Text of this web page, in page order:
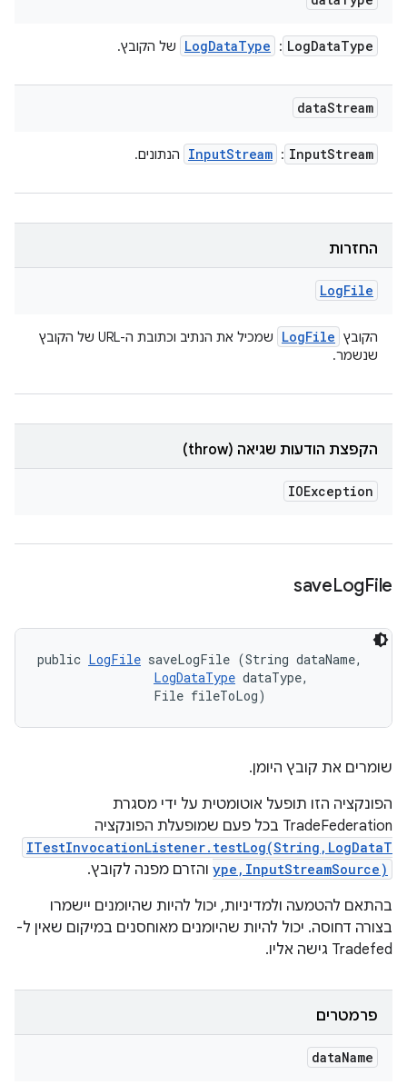
LogDataType
:
LogDataType של הקובץ.
dataStream
InputStream
:
InputStream הנתונים.
החזרות
LogFile
הקובץ LogFile
שמכיל את הנתיב וכתובת ה-URL של הקובץ
שנשמר.
הקפצת הודעות שגיאה (throw)
IOException
saveLogFile
public LogFile saveLogFile (String dataName,
LogDataType dataType,
                File fileToLog)
שומרים את קובץ היומן.
הפונקציה הזו תופעל אוטומטית על ידי מסגרת
TradeFederation בכל פעם שמופעלת הפונקציה
ITestInvocationListener.testLog(String,LogDataT
ype,InputStreamSource) והזרם מפנה לקובץ.
בהתאם להטמעה ולמדיניות, יכול להיות שהיומנים יישמרו
בצורה דחוסה. יכול להיות שהיומנים מאוחסנים במיקום שאין ל-
Tradefed גישה אליו.
פרמטרים
dataName